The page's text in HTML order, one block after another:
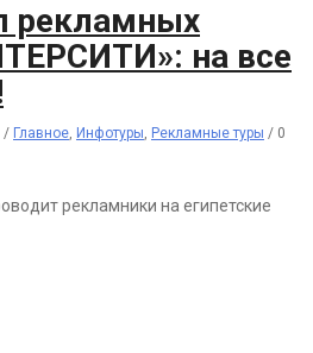
рекламных
на все
/ Главное, Инфотуры, Рекламные туры / 0
рекламники на египетские